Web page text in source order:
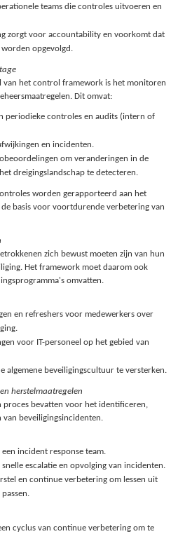
teams die controles uitvoeren en
zorgt voor accountability en voorkomt dat
opgevolgd.
van het control framework is het monitoren
Dit omvat:
periodieke controles en audits (intern of
en incidenten.
om veranderingen in de
dreigingslandschap te detecteren.
worden gerapporteerd aan het
basis voor voortdurende verbetering van
zich bewust moeten zijn van hun
Het framework moet daarom ook
omvatten.
en refreshers voor medewerkers over
voor IT-personeel op het gebied van
algemene beveiligingscultuur te versterken.
herstelmaatregelen
proces bevatten voor het identificeren,
beveiligingsincidenten.
een incident response team.
escalatie en opvolging van incidenten.
en continue verbetering om lessen uit
cyclus van continue verbetering om te